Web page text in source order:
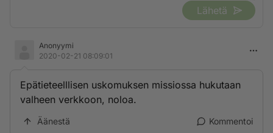
Lähetä
Anonyymi
2020-02-21 08:09:01
Epätieteelllisen uskomuksen missiossa hukutaan
valheen verkkoon, noloa.
Äänestä Kommentoi